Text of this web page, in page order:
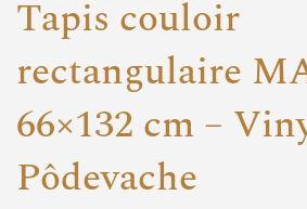
Tapis couloir
rectangulaire
66×132 cm –
Pôdevache